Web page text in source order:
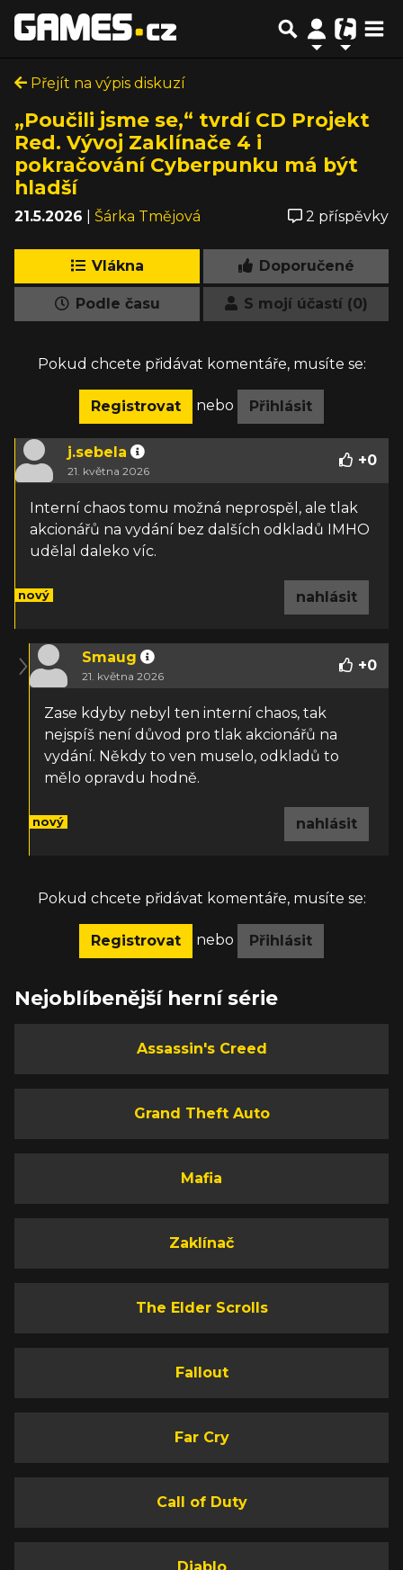
Přejít na výpis diskuzí
„Poučili jsme se,“ tvrdí CD Projekt
Red. Vývoj Zaklínače 4 i
pokračování Cyberpunku má být
hladší
21.5.2026 Šárka Tmějová 2 příspěvky
Vlákna Doporučené
Podle času S mojí účastí (0)
Pokud chcete přidávat komentáře, musíte se:
Registrovat nebo Přihlásit
j.sebela
21. května 2026
+0
Interní chaos tomu možná neprospěl, ale tlak
akcionářů na vydání bez dalších odkladů IMHO
udělal daleko víc.
nový nahlásit
Smaug
21. května 2026
+0
Zase kdyby nebyl ten interní chaos, tak
nejspíš není důvod pro tlak akcionářů na
vydání. Někdy to ven muselo, odkladů to
mělo opravdu hodně.
nový nahlásit
Pokud chcete přidávat komentáře, musíte se:
Registrovat nebo Přihlásit
Nejoblíbenější herní série
Assassin's Creed
Grand Theft Auto
Mafia
Zaklínač
The Elder Scrolls
Fallout
Far Cry
Call of Duty